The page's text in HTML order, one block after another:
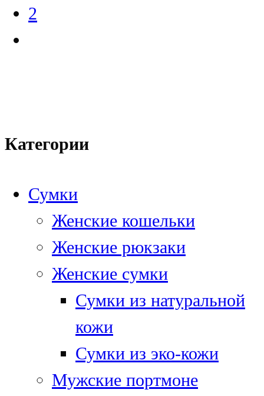
2
Категории
Сумки
Женские кошельки
Женские рюкзаки
Женские сумки
Сумки из натуральной
кожи
Сумки из эко-кожи
Мужские портмоне